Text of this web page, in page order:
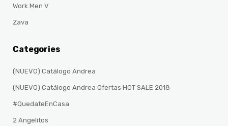
Work Men V
Zava
Categories
(NUEVO) Catálogo Andrea
(NUEVO) Catálogo Andrea Ofertas HOT SALE 2018
#QuedateEnCasa
2 Angelitos